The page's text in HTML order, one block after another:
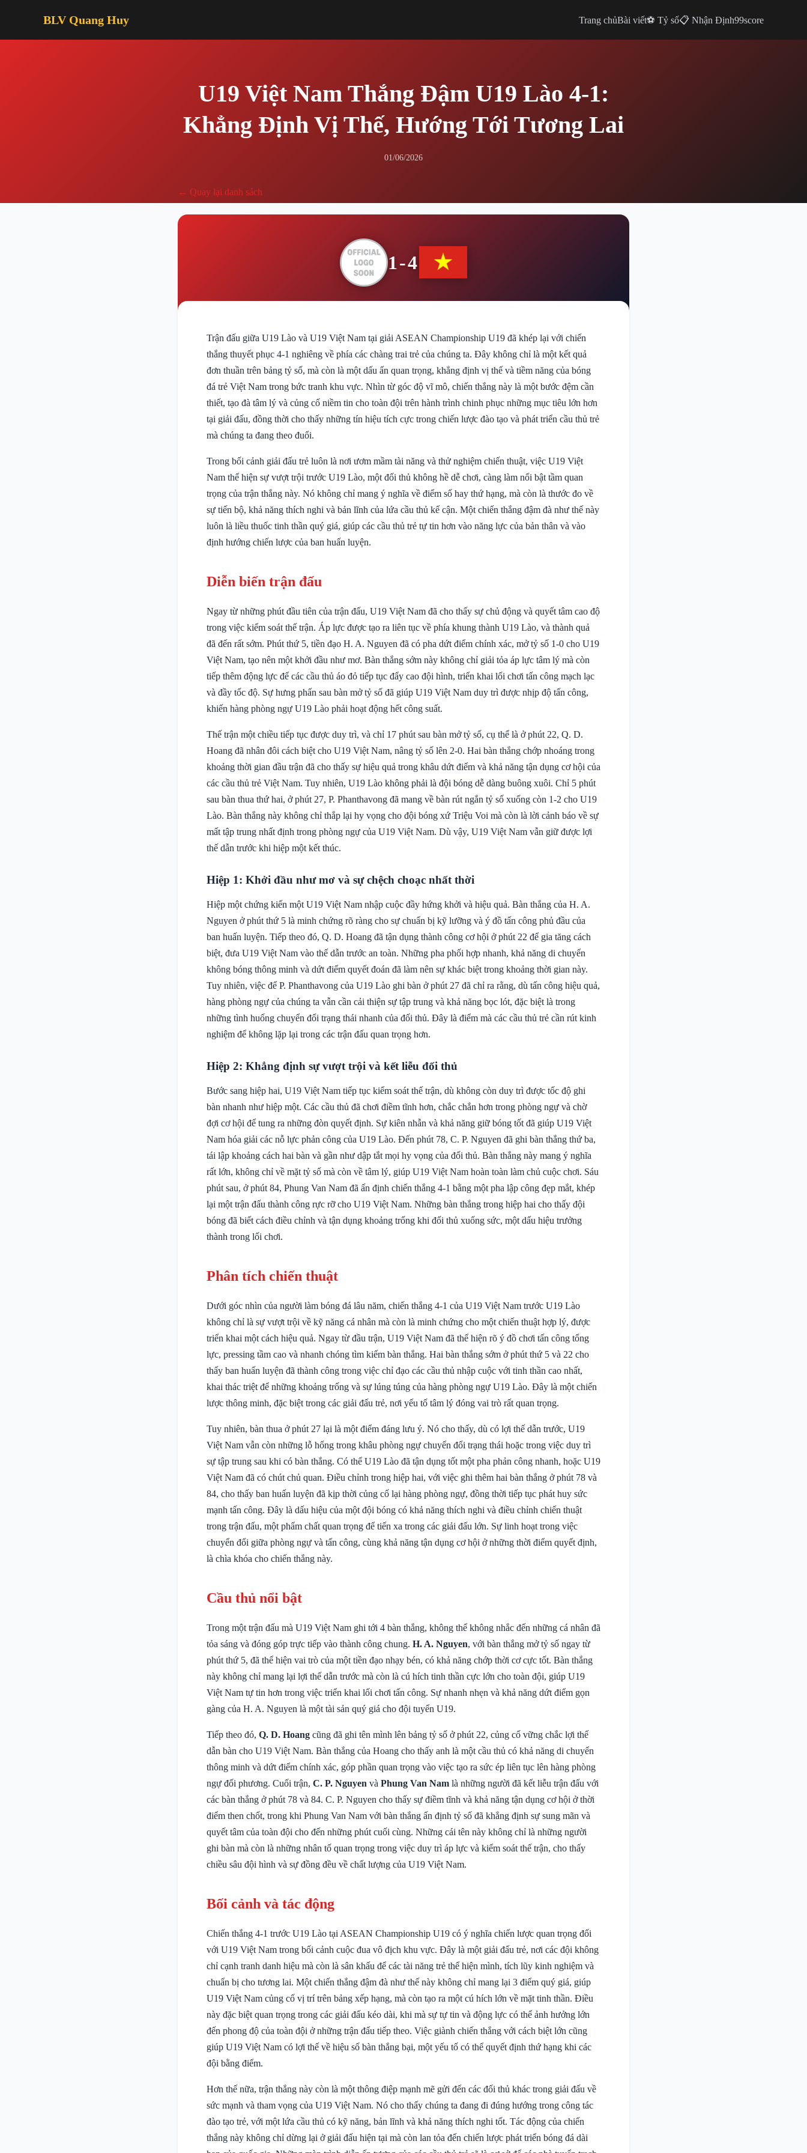
BLV Quang Huy Trang chủBài viết⚽ Tỷ số📋 Nhận Định99score
U19 Việt Nam Thắng Đậm U19 Lào 4-1:
Khẳng Định Vị Thế, Hướng Tới Tương Lai
01/06/2026
← Quay lại danh sách
1-4
Trận đấu giữa U19 Lào và U19 Việt Nam tại giải ASEAN Championship U19 đã khép lại với chiến
thắng thuyết phục 4-1 nghiêng về phía các chàng trai trẻ của chúng ta. Đây không chỉ là một kết quả
đơn thuần trên bảng tỷ số, mà còn là một dấu ấn quan trọng, khẳng định vị thế và tiềm năng của bóng
đá trẻ Việt Nam trong bức tranh khu vực. Nhìn từ góc độ vĩ mô, chiến thắng này là một bước đệm cần
thiết, tạo đà tâm lý và củng cố niềm tin cho toàn đội trên hành trình chinh phục những mục tiêu lớn hơn
tại giải đấu, đồng thời cho thấy những tín hiệu tích cực trong chiến lược đào tạo và phát triển cầu thủ trẻ
mà chúng ta đang theo đuổi.
Trong bối cảnh giải đấu trẻ luôn là nơi ươm mầm tài năng và thử nghiệm chiến thuật, việc U19 Việt
Nam thể hiện sự vượt trội trước U19 Lào, một đối thủ không hề dễ chơi, càng làm nổi bật tầm quan
trọng của trận thắng này. Nó không chỉ mang ý nghĩa về điểm số hay thứ hạng, mà còn là thước đo về
sự tiến bộ, khả năng thích nghi và bản lĩnh của lứa cầu thủ kế cận. Một chiến thắng đậm đà như thế này
luôn là liều thuốc tinh thần quý giá, giúp các cầu thủ trẻ tự tin hơn vào năng lực của bản thân và vào
định hướng chiến lược của ban huấn luyện.
Diễn biến trận đấu
Ngay từ những phút đầu tiên của trận đấu, U19 Việt Nam đã cho thấy sự chủ động và quyết tâm cao độ
trong việc kiểm soát thế trận. Áp lực được tạo ra liên tục về phía khung thành U19 Lào, và thành quả
đã đến rất sớm. Phút thứ 5, tiền đạo H. A. Nguyen đã có pha dứt điểm chính xác, mở tỷ số 1-0 cho U19
Việt Nam, tạo nên một khởi đầu như mơ. Bàn thắng sớm này không chỉ giải tỏa áp lực tâm lý mà còn
tiếp thêm động lực để các cầu thủ áo đỏ tiếp tục đẩy cao đội hình, triển khai lối chơi tấn công mạch lạc
và đầy tốc độ. Sự hưng phấn sau bàn mở tỷ số đã giúp U19 Việt Nam duy trì được nhịp độ tấn công,
khiến hàng phòng ngự U19 Lào phải hoạt động hết công suất.
Thế trận một chiều tiếp tục được duy trì, và chỉ 17 phút sau bàn mở tỷ số, cụ thể là ở phút 22, Q. D.
Hoang đã nhân đôi cách biệt cho U19 Việt Nam, nâng tỷ số lên 2-0. Hai bàn thắng chớp nhoáng trong
khoảng thời gian đầu trận đã cho thấy sự hiệu quả trong khâu dứt điểm và khả năng tận dụng cơ hội của
các cầu thủ trẻ Việt Nam. Tuy nhiên, U19 Lào không phải là đội bóng dễ dàng buông xuôi. Chỉ 5 phút
sau bàn thua thứ hai, ở phút 27, P. Phanthavong đã mang về bàn rút ngắn tỷ số xuống còn 1-2 cho U19
Lào. Bàn thắng này không chỉ thắp lại hy vọng cho đội bóng xứ Triệu Voi mà còn là lời cảnh báo về sự
mất tập trung nhất định trong phòng ngự của U19 Việt Nam. Dù vậy, U19 Việt Nam vẫn giữ được lợi
thế dẫn trước khi hiệp một kết thúc.
Hiệp 1: Khởi đầu như mơ và sự chệch choạc nhất thời
Hiệp một chứng kiến một U19 Việt Nam nhập cuộc đầy hứng khởi và hiệu quả. Bàn thắng của H. A.
Nguyen ở phút thứ 5 là minh chứng rõ ràng cho sự chuẩn bị kỹ lưỡng và ý đồ tấn công phủ đầu của
ban huấn luyện. Tiếp theo đó, Q. D. Hoang đã tận dụng thành công cơ hội ở phút 22 để gia tăng cách
biệt, đưa U19 Việt Nam vào thế dẫn trước an toàn. Những pha phối hợp nhanh, khả năng di chuyển
không bóng thông minh và dứt điểm quyết đoán đã làm nên sự khác biệt trong khoảng thời gian này.
Tuy nhiên, việc để P. Phanthavong của U19 Lào ghi bàn ở phút 27 đã chỉ ra rằng, dù tấn công hiệu quả,
hàng phòng ngự của chúng ta vẫn cần cải thiện sự tập trung và khả năng bọc lót, đặc biệt là trong
những tình huống chuyển đổi trạng thái nhanh của đối thủ. Đây là điểm mà các cầu thủ trẻ cần rút kinh
nghiệm để không lặp lại trong các trận đấu quan trọng hơn.
Hiệp 2: Khẳng định sự vượt trội và kết liễu đối thủ
Bước sang hiệp hai, U19 Việt Nam tiếp tục kiểm soát thế trận, dù không còn duy trì được tốc độ ghi
bàn nhanh như hiệp một. Các cầu thủ đã chơi điềm tĩnh hơn, chắc chắn hơn trong phòng ngự và chờ
đợi cơ hội để tung ra những đòn quyết định. Sự kiên nhẫn và khả năng giữ bóng tốt đã giúp U19 Việt
Nam hóa giải các nỗ lực phản công của U19 Lào. Đến phút 78, C. P. Nguyen đã ghi bàn thắng thứ ba,
tái lập khoảng cách hai bàn và gần như dập tắt mọi hy vọng của đối thủ. Bàn thắng này mang ý nghĩa
rất lớn, không chỉ về mặt tỷ số mà còn về tâm lý, giúp U19 Việt Nam hoàn toàn làm chủ cuộc chơi. Sáu
phút sau, ở phút 84, Phung Van Nam đã ấn định chiến thắng 4-1 bằng một pha lập công đẹp mắt, khép
lại một trận đấu thành công rực rỡ cho U19 Việt Nam. Những bàn thắng trong hiệp hai cho thấy đội
bóng đã biết cách điều chỉnh và tận dụng khoảng trống khi đối thủ xuống sức, một dấu hiệu trưởng
thành trong lối chơi.
Phân tích chiến thuật
Dưới góc nhìn của người làm bóng đá lâu năm, chiến thắng 4-1 của U19 Việt Nam trước U19 Lào
không chỉ là sự vượt trội về kỹ năng cá nhân mà còn là minh chứng cho một chiến thuật hợp lý, được
triển khai một cách hiệu quả. Ngay từ đầu trận, U19 Việt Nam đã thể hiện rõ ý đồ chơi tấn công tổng
lực, pressing tầm cao và nhanh chóng tìm kiếm bàn thắng. Hai bàn thắng sớm ở phút thứ 5 và 22 cho
thấy ban huấn luyện đã thành công trong việc chỉ đạo các cầu thủ nhập cuộc với tinh thần cao nhất,
khai thác triệt để những khoảng trống và sự lúng túng của hàng phòng ngự U19 Lào. Đây là một chiến
lược thông minh, đặc biệt trong các giải đấu trẻ, nơi yếu tố tâm lý đóng vai trò rất quan trọng.
Tuy nhiên, bàn thua ở phút 27 lại là một điểm đáng lưu ý. Nó cho thấy, dù có lợi thế dẫn trước, U19
Việt Nam vẫn còn những lỗ hổng trong khâu phòng ngự chuyển đổi trạng thái hoặc trong việc duy trì
sự tập trung sau khi có bàn thắng. Có thể U19 Lào đã tận dụng tốt một pha phản công nhanh, hoặc U19
Việt Nam đã có chút chủ quan. Điều chỉnh trong hiệp hai, với việc ghi thêm hai bàn thắng ở phút 78 và
84, cho thấy ban huấn luyện đã kịp thời củng cố lại hàng phòng ngự, đồng thời tiếp tục phát huy sức
mạnh tấn công. Đây là dấu hiệu của một đội bóng có khả năng thích nghi và điều chỉnh chiến thuật
trong trận đấu, một phẩm chất quan trọng để tiến xa trong các giải đấu lớn. Sự linh hoạt trong việc
chuyển đổi giữa phòng ngự và tấn công, cùng khả năng tận dụng cơ hội ở những thời điểm quyết định,
là chìa khóa cho chiến thắng này.
Cầu thủ nổi bật
Trong một trận đấu mà U19 Việt Nam ghi tới 4 bàn thắng, không thể không nhắc đến những cá nhân đã
tỏa sáng và đóng góp trực tiếp vào thành công chung. H. A. Nguyen, với bàn thắng mở tỷ số ngay từ
phút thứ 5, đã thể hiện vai trò của một tiền đạo nhạy bén, có khả năng chớp thời cơ cực tốt. Bàn thắng
này không chỉ mang lại lợi thế dẫn trước mà còn là cú hích tinh thần cực lớn cho toàn đội, giúp U19
Việt Nam tự tin hơn trong việc triển khai lối chơi tấn công. Sự nhanh nhẹn và khả năng dứt điểm gọn
gàng của H. A. Nguyen là một tài sản quý giá cho đội tuyển U19.
Tiếp theo đó, Q. D. Hoang cũng đã ghi tên mình lên bảng tỷ số ở phút 22, củng cố vững chắc lợi thế
dẫn bàn cho U19 Việt Nam. Bàn thắng của Hoang cho thấy anh là một cầu thủ có khả năng di chuyển
thông minh và dứt điểm chính xác, góp phần quan trọng vào việc tạo ra sức ép liên tục lên hàng phòng
ngự đối phương. Cuối trận, C. P. Nguyen và Phung Van Nam là những người đã kết liễu trận đấu với
các bàn thắng ở phút 78 và 84. C. P. Nguyen cho thấy sự điềm tĩnh và khả năng tận dụng cơ hội ở thời
điểm then chốt, trong khi Phung Van Nam với bàn thắng ấn định tỷ số đã khẳng định sự sung mãn và
quyết tâm của toàn đội cho đến những phút cuối cùng. Những cái tên này không chỉ là những người
ghi bàn mà còn là những nhân tố quan trọng trong việc duy trì áp lực và kiểm soát thế trận, cho thấy
chiều sâu đội hình và sự đồng đều về chất lượng của U19 Việt Nam.
Bối cảnh và tác động
Chiến thắng 4-1 trước U19 Lào tại ASEAN Championship U19 có ý nghĩa chiến lược quan trọng đối
với U19 Việt Nam trong bối cảnh cuộc đua vô địch khu vực. Đây là một giải đấu trẻ, nơi các đội không
chỉ cạnh tranh danh hiệu mà còn là sân khấu để các tài năng trẻ thể hiện mình, tích lũy kinh nghiệm và
chuẩn bị cho tương lai. Một chiến thắng đậm đà như thế này không chỉ mang lại 3 điểm quý giá, giúp
U19 Việt Nam củng cố vị trí trên bảng xếp hạng, mà còn tạo ra một cú hích lớn về mặt tinh thần. Điều
này đặc biệt quan trọng trong các giải đấu kéo dài, khi mà sự tự tin và động lực có thể ảnh hưởng lớn
đến phong độ của toàn đội ở những trận đấu tiếp theo. Việc giành chiến thắng với cách biệt lớn cũng
giúp U19 Việt Nam có lợi thế về hiệu số bàn thắng bại, một yếu tố có thể quyết định thứ hạng khi các
đội bằng điểm.
Hơn thế nữa, trận thắng này còn là một thông điệp mạnh mẽ gửi đến các đối thủ khác trong giải đấu về
sức mạnh và tham vọng của U19 Việt Nam. Nó cho thấy chúng ta đang đi đúng hướng trong công tác
đào tạo trẻ, với một lứa cầu thủ có kỹ năng, bản lĩnh và khả năng thích nghi tốt. Tác động của chiến
thắng này không chỉ dừng lại ở giải đấu hiện tại mà còn lan tỏa đến chiến lược phát triển bóng đá dài